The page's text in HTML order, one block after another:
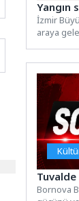
Yangın
İzmir
araya
Bornova